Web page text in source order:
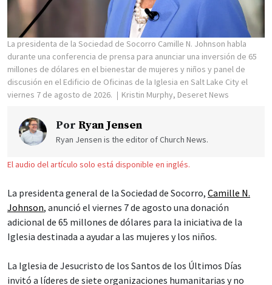
La presidenta de la Sociedad de Socorro Camille N. Johnson habla
durante una conferencia de prensa para anunciar una inversión de 65
millones de dólares en el bienestar de mujeres y niños y panel de
discusión en el Edificio de Oficinas de la Iglesia en Salt Lake City el
viernes 7 de agosto de 2026.
Kristin Murphy, Deseret News
Por Ryan Jensen
Ryan Jensen is the editor of Church News.
El audio del artículo solo está disponible en inglés.
La presidenta general de la Sociedad de Socorro, Camille N.
Johnson, anunció el viernes 7 de agosto una donación
adicional de 65 millones de dólares para la iniciativa de la
Iglesia destinada a ayudar a las mujeres y los niños.
La Iglesia de Jesucristo de los Santos de los Últimos Días
invitó a líderes de siete organizaciones humanitarias y no